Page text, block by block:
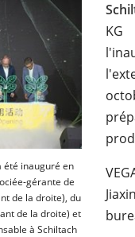
été inauguré en
gérante de
de la droite), du
de la droite) et
à Schiltach
KG